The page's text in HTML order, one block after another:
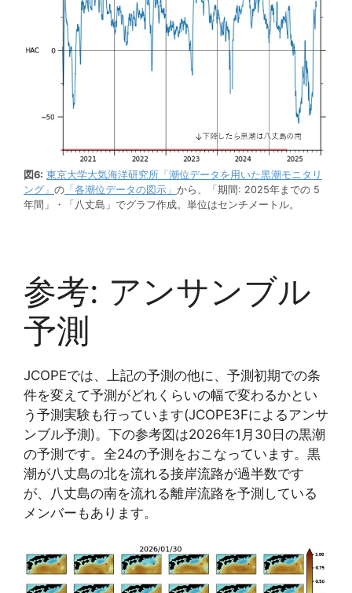
図6: 東京大学大気海洋研究所「潮位データを用いた黒潮モニタリ
ング」 の 「各潮位データの図示」 から、「期間: 2025年までの 5
年間」・「八丈島」でグラフ作成。単位はセンチメートル。
参考: アンサンブル
予測
JCOPEでは、上記の予測の他に、予測初期での条
件を変えて予測がどれくらいの幅で変わるかとい
う予測実験も行っています(JCOPE3Fによるアンサ
ンブル予測)。下の参考図は2026年1月30日の黒潮
の予測です。全24の予測をおこなっています。黒
潮が八丈島の北を流れる接岸流路が過半数です
が、八丈島の南を流れる離岸流路を予測している
メンバーもあります。